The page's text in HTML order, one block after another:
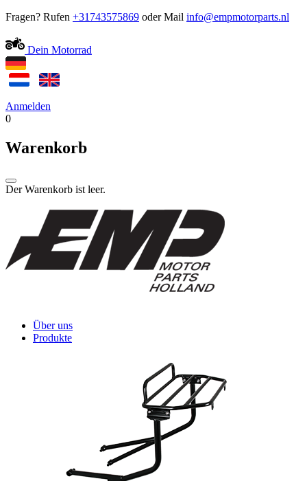
Fragen? Rufen +31743575869 oder Mail
Dein Motorrad
Anmelden
0
Warenkorb
Der Warenkorb ist leer.
Über uns
Produkte